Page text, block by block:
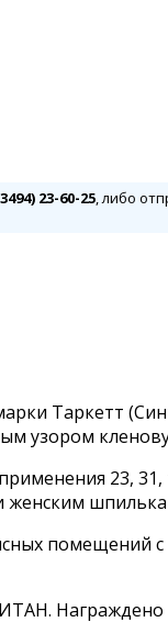
23-60-25, либо
Таркетт
узором
23,
женским
помещений с
Награждено